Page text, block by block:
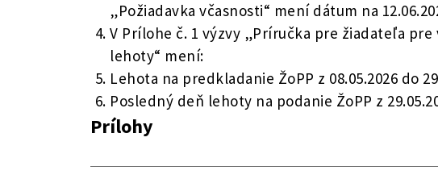
„Požiadavka včasnosti“ mení dátum na
V Prílohe č. 1 výzvy „Príručka pre žiadateľa pre
lehoty“ mení:
Lehota na predkladanie ŽoPP z 08.05.2026 do
Posledný deň lehoty na podanie ŽoPP z
Prílohy